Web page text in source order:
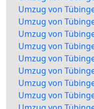
Umzug von
Umzug von
Umzug von
Umzug von
Umzug von
Umzug von
Umzug von
Umzug von